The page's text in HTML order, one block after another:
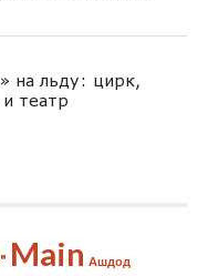
на льду: цирк,
театр
Main Ашдод